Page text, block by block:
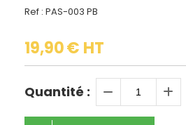
Ref : PAS-003 PB
19,90€ HT
Quantité :